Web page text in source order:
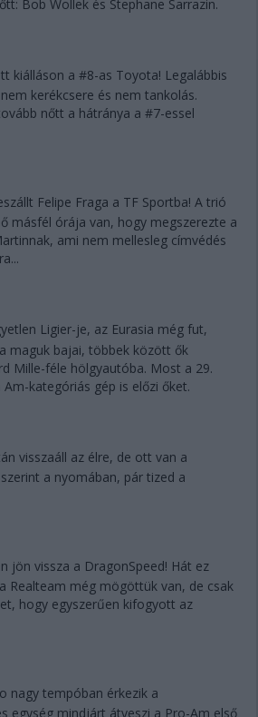
Bob Wollek és Stephane Sarrazin.
kiálláson a #8-as Toyota! Legalábbis
kerékcsere és nem tankolás.
nőtt a hátránya a #7-essel
Felipe Fraga a TF Sportba! A trió
másfél órája van, hogy megszerezte a
ami nem mellesleg címvédés
Ligier-je, az Eurasia még fut,
maguk bajai, többek között ők
Mille-féle hölgyautóba. Most a 29.
kategóriás gép is előzi őket.
visszaáll az élre, de ott van a
a nyomában, pár tized a
jön vissza a DragonSpeed! Hát ez
Realteam még mögöttük van, de csak
hogy egyszerűen kifogyott az
nagy tempóban érkezik a
egység mindjárt átveszi a Pro-Am első